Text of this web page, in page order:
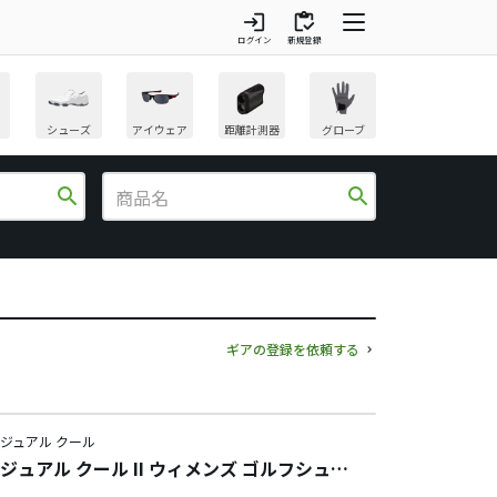
login
ログイン
inventory
新規登録
シューズ アイウェア 距離計測器 グローブ
search search
ギアの登録を依頼する
ュアル クール
ュアル クール II ウィメンズ ゴルフシュー